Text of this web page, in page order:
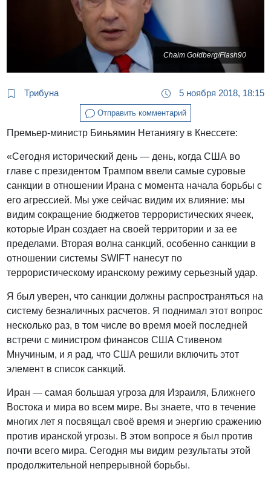
Chaim Goldberg/Flash90
Трибуна 5 ноября 2018, 18:15
Отправить комментарий
Премьер-министр Биньямин Нетаниягу в Кнессете:
«Сегодня исторический день — день, когда США во
главе с президентом Трампом ввели самые суровые
санкции в отношении Ирана с момента начала борьбы с
его агрессией. Мы уже сейчас видим их влияние: мы
видим сокращение бюджетов террористических ячеек,
которые Иран создает на своей территории и за ее
пределами. Вторая волна санкций, особенно санкции в
отношении системы SWIFT нанесут по
террористическому иранскому режиму серьезный удар.
Я был уверен, что санкции должны распространяться на
систему безналичных расчетов. Я поднимал этот вопрос
несколько раз, в том числе во время моей последней
встречи с министром финансов США Стивеном
Мнучиным, и я рад, что США решили включить этот
элемент в список санкций.
Иран — самая большая угроза для Израиля, Ближнего
Востока и мира во всем мире. Вы знаете, что в течение
многих лет я посвящал своё время и энергию сражению
против иранской угрозы. В этом вопросе я был против
почти всего мира. Сегодня мы видим результаты этой
продолжительной непрерывной борьбы.